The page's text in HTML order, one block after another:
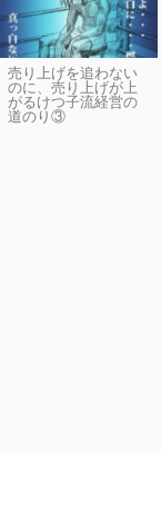
売り上げを追わない
のに、売り上げが上
がるけつ子流経営の
道のり③